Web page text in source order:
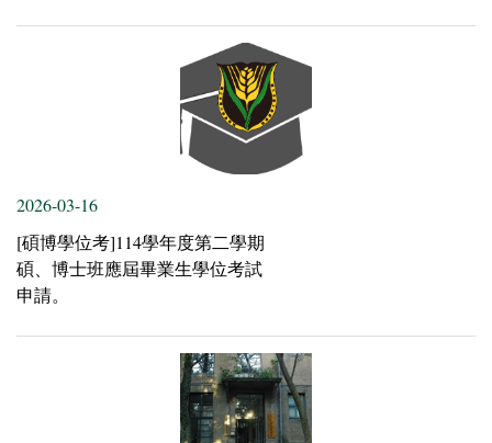
2026-03-16
[碩博學位考]114學年度第二學期
碩、博士班應屆畢業生學位考試
申請。